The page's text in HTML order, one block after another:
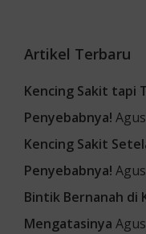
Artikel Terbaru
Kencing Sakit tapi
Penyebabnya!
Kencing Sakit
Penyebabnya!
Bintik Bernanah di
Mengatasinya